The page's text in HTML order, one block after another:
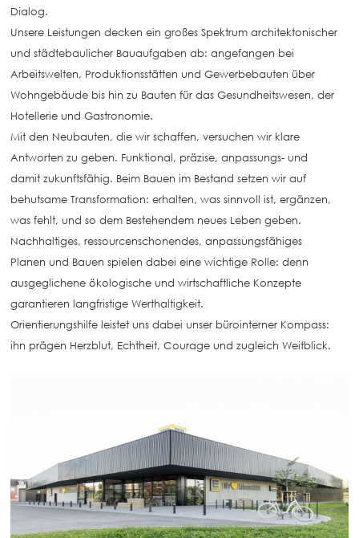
Dialog.
Unsere Leistungen decken ein großes Spektrum architektonischer
und städtebaulicher Bauaufgaben ab: angefangen bei
Arbeitswelten, Produktionsstätten und Gewerbebauten über
Wohngebäude bis hin zu Bauten für das Gesundheitswesen, der
Hotellerie und Gastronomie.
Mit den Neubauten, die wir schaffen, versuchen wir klare
Antworten zu geben. Funktional, präzise, anpassungs- und
damit zukunftsfähig. Beim Bauen im Bestand setzen wir auf
behutsame Transformation: erhalten, was sinnvoll ist, ergänzen,
was fehlt, und so dem Bestehendem neues Leben geben.
Nachhaltiges, ressourcenschonendes, anpassungsfähiges
Planen und Bauen spielen dabei eine wichtige Rolle: denn
ausgeglichene ökologische und wirtschaftliche Konzepte
garantieren langfristige Werthaltigkeit.
Orientierungshilfe leistet uns dabei unser bürointerner Kompass:
ihn prägen Herzblut, Echtheit, Courage und zugleich Weitblick.